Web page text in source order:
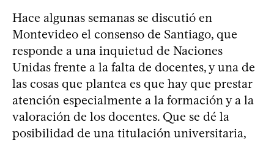
Hace algunas semanas se discutió en
Montevideo el consenso de Santiago, que
responde a una inquietud de Naciones
Unidas frente a la falta de docentes, y una de
las cosas que plantea es que hay que prestar
atención especialmente a la formación y a la
valoración de los docentes. Que se dé la
posibilidad de una titulación universitaria,